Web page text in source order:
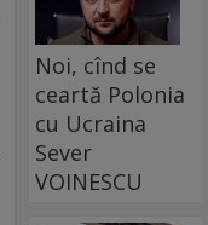
Noi, cînd se
ceartă Polonia
cu Ucraina
Sever
VOINESCU